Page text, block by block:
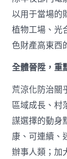
以用于當場的
植物工場、光
色財產高東西
全體晉陞，重
荒涼化防治關
區域成長、村
謀選擇的動身
康、可連續、
辦事人類；加